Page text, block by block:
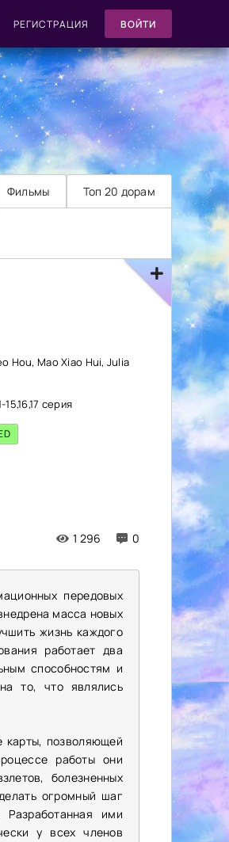
РЕГИСТРАЦИЯ ВОЙТИ
Фильмы Топ 20 дорам
1 296 0
Hou, Mao Xiao Hui, Julia
серия
передовых
масса новых
жизнь каждого
работает два
способностям и
то, что являлись
карты, позволяющей
работы они
болезненных
огромный шаг
ими
у всех членов